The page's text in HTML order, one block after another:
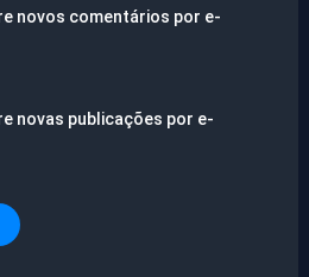
novos comentários por e-
novas publicações por e-